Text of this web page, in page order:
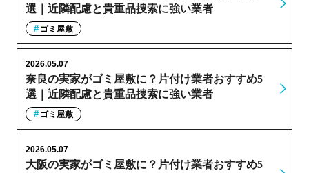
選｜近隣配慮と貴重品捜索に強い業者
ゴミ屋敷
奈良の実家がゴミ屋敷に？片付け業者おすすめ5
選｜近隣配慮と貴重品捜索に強い業者
2026.05.07
ゴミ屋敷
大阪の実家がゴミ屋敷に？片付け業者おすすめ5
2026.05.07